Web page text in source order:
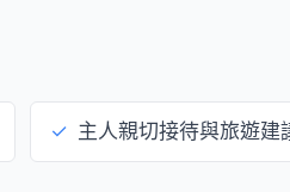
✓ 主人親切接待與旅遊建